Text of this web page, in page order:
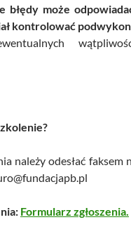
błędy może
kontrolować
należy odesłać faksem
Formularz zgłoszenia.